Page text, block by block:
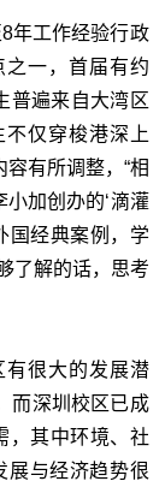
年工作经验行政
之一，首届有约
普遍来自大湾区
仅穿梭港深上
有所调整，“相
加创办的‘滴灌
国经典案例，学
了解的话，思考
有很大的发展潜
而深圳校区已成
，其中环境、社
展与经济趋势很